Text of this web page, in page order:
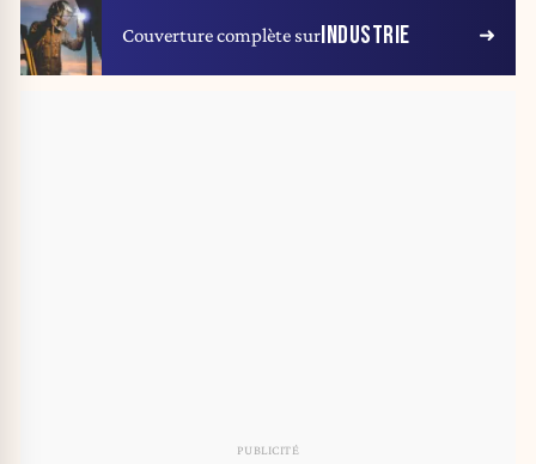
Couverture complète surINDUSTRIE